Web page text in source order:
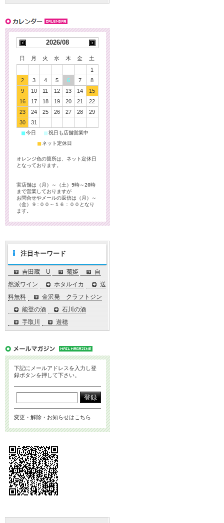
2026/08
日 月 火 水 木 金
土
1
2
3 4 5 6 7
8
9
10 11 12 13 14
15
16
17 18 19 20 21
22
23
24 25 26 27 28
29
30
31
■今日 ■祝日も店舗営業中
■ネット定休日
オレンジ色の箇所は、ネット定休日
となっております。
実店舗は（月）～（土）9時～20時
まで営業しておりますが
お問合せやメールの返信は（月）～
（金）９:００～１６：００となり
ます。
注目キーワード
吉田蔵 U 菊姫
自
然派ワイン
ホタルイカ
送
料無料
金沢発 クラフトジン
能登の酒
石川の酒
手取川
遊穂
下記にメールアドレスを入力し登
録ボタンを押して下さい。
変更・解除・お知らせはこちら